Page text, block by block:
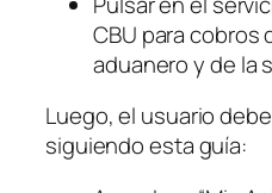
CBU para cobros
aduanero y de la
Luego, el usuario
siguiendo esta guía: